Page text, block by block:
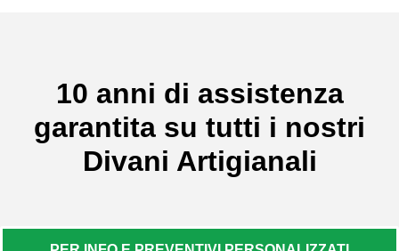
10 anni di assistenza
garantita su tutti i nostri
Divani Artigianali